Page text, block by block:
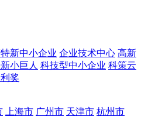
新中小企业 企业技术中心 高新
小巨人 科技型中小企业 科策云
奖
上海市 广州市 天津市 杭州市